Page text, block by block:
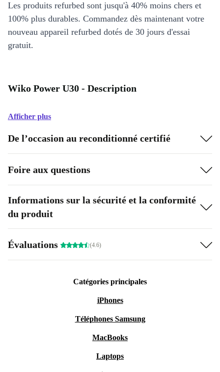
Les produits refurbed sont jusqu'à 40% moins chers et
100% plus durables. Commandez dès maintenant votre
nouveau appareil refurbed dotés de 30 jours d'essai
gratuit.
Wiko Power U30 - Description
Afficher plus
De l’occasion au reconditionné certifié
Foire aux questions
Informations sur la sécurité et la conformité
du produit
Évaluations (4.6)
Catégories principales
iPhones
Téléphones Samsung
MacBooks
Laptops